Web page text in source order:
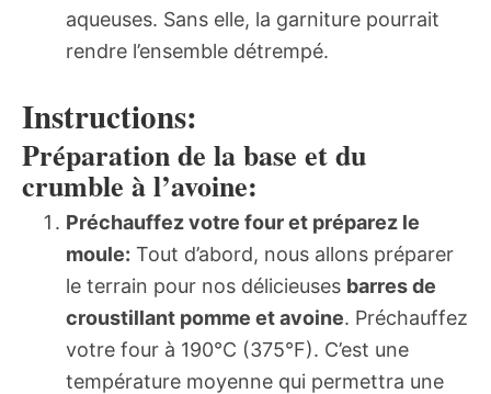
aqueuses. Sans elle, la garniture pourrait
rendre l’ensemble détrempé.
Instructions:
Préparation de la base et du
crumble à l’avoine:
Préchauffez votre four et préparez le
moule: Tout d’abord, nous allons préparer
le terrain pour nos délicieuses barres de
croustillant pomme et avoine. Préchauffez
votre four à 190°C (375°F). C’est une
température moyenne qui permettra une